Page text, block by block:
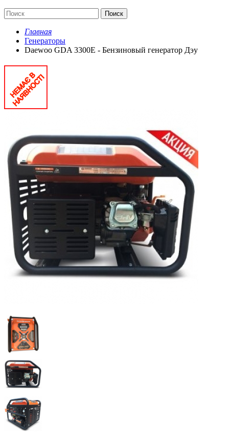
Поиск
Главная
Генераторы
Daewoo GDA 3300E - Бензиновый генератор Дэу